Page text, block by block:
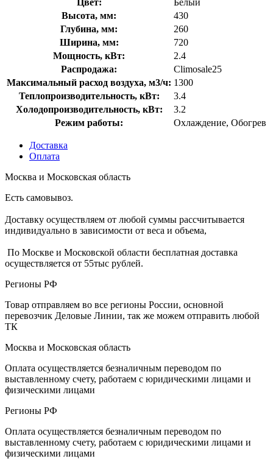
Высота, мм:
430
Глубина, мм:
260
Ширина, мм:
720
Мощность, кВт:
2.4
Распродажа:
Climosale25
Максимальный расход воздуха, м3/ч: 1300
Теплопроизводительность, кВт:
3.4
Холодопроизводительность, кВт:
3.2
Режим работы:
Охлаждение, Обогрев
Доставка
Оплата
Москва и Московская область
Есть самовывоз.
Доставку осуществляем от любой суммы рассчитывается
индивидуально в зависимости от веса и объема,
По Москве и Московской области бесплатная доставка
осуществляется от 55тыс рублей.
Регионы РФ
Товар отправляем во все регионы России, основной
перевозчик Деловые Линии, так же можем отправить любой
ТК
Москва и Московская область
Оплата осуществляется безналичным переводом по
выставленному счету, работаем с юридическими лицами и
физическими лицами
Регионы РФ
Оплата осуществляется безналичным переводом по
выставленному счету, работаем с юридическими лицами и
физическими лицами